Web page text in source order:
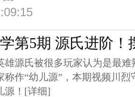
第5期 源氏进阶！
雄源氏被很多玩家认为是最
称作“幼儿源”，本期视频川
！ [详细]